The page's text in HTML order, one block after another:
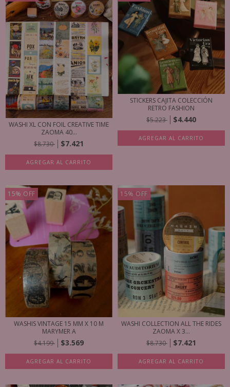
WASHI XL CON FOIL CREATIVE TIME
ZAOMA 40...
$8.730
$7.421
AGREGAR AL CARRITO
STICKERS CAJITA COLECCIÓN
RETRO FASHION
$5.223
$4.440
AGREGAR AL CARRITO
15% OFF
WASHIS VINTAGE 15 MM X 10 M
MARYMER A
$4.199
$3.569
AGREGAR AL CARRITO
15% OFF
WASHI COLLECTION ALL THE RIDES
ZAOMA X 3...
$8.730
$7.421
AGREGAR AL CARRITO